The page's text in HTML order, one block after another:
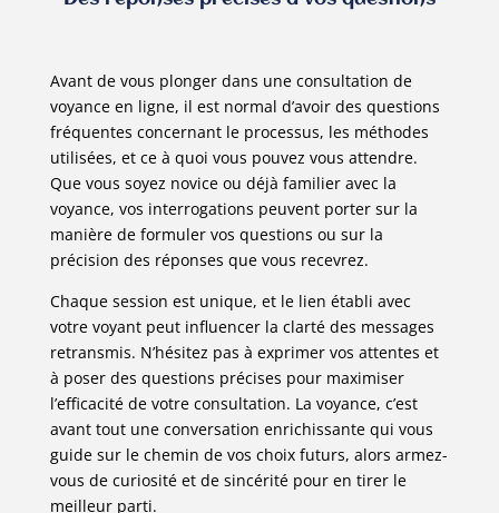
Avant de vous plonger dans une consultation de
voyance en ligne, il est normal d’avoir des questions
fréquentes concernant le processus, les méthodes
utilisées, et ce à quoi vous pouvez vous attendre.
Que vous soyez novice ou déjà familier avec la
voyance, vos interrogations peuvent porter sur la
manière de formuler vos questions ou sur la
précision des réponses que vous recevrez.
Chaque session est unique, et le lien établi avec
votre voyant peut influencer la clarté des messages
retransmis. N’hésitez pas à exprimer vos attentes et
à poser des questions précises pour maximiser
l’efficacité de votre consultation. La voyance, c’est
avant tout une conversation enrichissante qui vous
guide sur le chemin de vos choix futurs, alors armez-
vous de curiosité et de sincérité pour en tirer le
meilleur parti.